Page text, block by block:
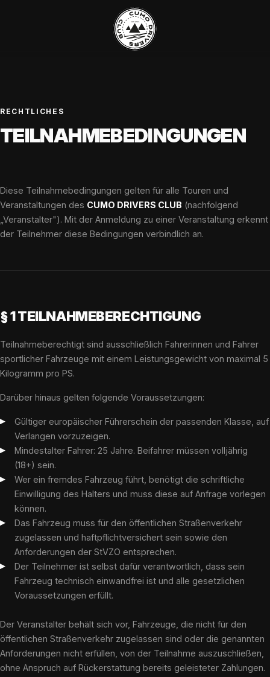
RECHTLICHES
TEILNAHME­BEDINGUNGEN
Diese Teilnahmebedingungen gelten für alle Touren und
Veranstaltungen des CUMO DRIVERS CLUB (nachfolgend
„Veranstalter"). Mit der Anmeldung zu einer Veranstaltung erkennt
der Teilnehmer diese Bedingungen verbindlich an.
§ 1 TEILNAHMEBERECHTIGUNG
Teilnahmeberechtigt sind ausschließlich Fahrerinnen und Fahrer
sportlicher Fahrzeuge mit einem Leistungsgewicht von maximal 5
Kilogramm pro PS.
Darüber hinaus gelten folgende Voraussetzungen:
Gültiger europäischer Führerschein der passenden Klasse, auf
Verlangen vorzuzeigen.
Mindestalter Fahrer: 25 Jahre. Beifahrer müssen volljährig
(18+) sein.
Wer ein fremdes Fahrzeug führt, benötigt die schriftliche
Einwilligung des Halters und muss diese auf Anfrage vorlegen
können.
Das Fahrzeug muss für den öffentlichen Straßenverkehr
zugelassen und haftpflichtversichert sein sowie den
Anforderungen der StVZO entsprechen.
Der Teilnehmer ist selbst dafür verantwortlich, dass sein
Fahrzeug technisch einwandfrei ist und alle gesetzlichen
Voraussetzungen erfüllt.
Der Veranstalter behält sich vor, Fahrzeuge, die nicht für den
öffentlichen Straßenverkehr zugelassen sind oder die genannten
Anforderungen nicht erfüllen, von der Teilnahme auszuschließen,
ohne Anspruch auf Rückerstattung bereits geleisteter Zahlungen.